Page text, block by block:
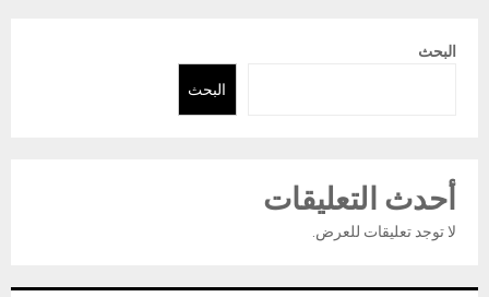
البحث
البحث
أحدث التعليقات
لا توجد تعليقات للعرض.